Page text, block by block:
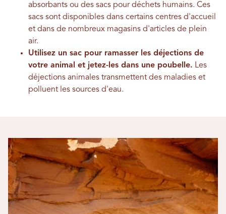
absorbants ou des sacs pour déchets humains. Ces
sacs sont disponibles dans certains centres d'accueil
et dans de nombreux magasins d'articles de plein
air.
Utilisez un sac pour ramasser les déjections de
votre animal et jetez-les dans une poubelle. Les
déjections animales transmettent des maladies et
polluent les sources d'eau.